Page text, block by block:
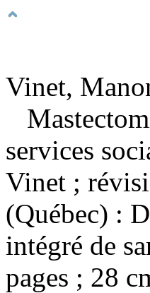
Vinet,
services
Vinet ;
(Québec) :
intégré de
pages ; 28